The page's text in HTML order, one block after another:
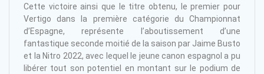
Cette victoire ainsi que le titre obtenu, le premier pour
Vertigo dans la première catégorie du Championnat
d’Espagne, représente l’aboutissement d’une
fantastique seconde moitié de la saison par Jaime Busto
et la Nitro 2022, avec lequel le jeune canon espagnol a pu
libérer tout son potentiel en montant sur le podium de